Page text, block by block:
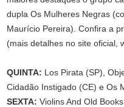
dupla Os Mulheres Negras
Maurício Pereira). Confira a
(mais detalhes no site oficial,
QUINTA: Los Pirata (SP),
Cidadão Instigado (CE) e Os
SEXTA: Violins And Old